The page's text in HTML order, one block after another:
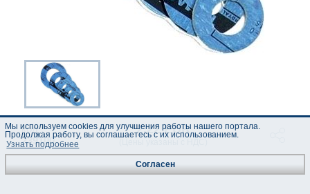
код :
239100
2.22 EUR
Мы используем cookies для улучшения работы нашего портала.
Продолжая работу, вы соглашаетесь с их использованием.
Узнать подробнее
Согласен